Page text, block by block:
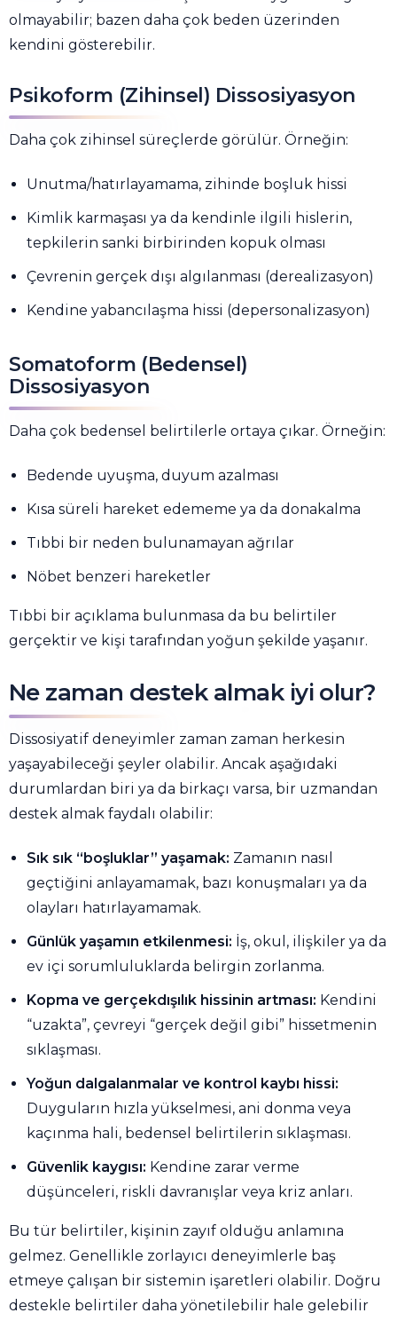
olmayabilir; bazen daha çok beden üzerinden
kendini gösterebilir.
Psikoform (Zihinsel) Dissosiyasyon
Daha çok zihinsel süreçlerde görülür. Örneğin:
Unutma/hatırlayamama, zihinde boşluk hissi
Kimlik karmaşası ya da kendinle ilgili hislerin,
tepkilerin sanki birbirinden kopuk olması
Çevrenin gerçek dışı algılanması (derealizasyon)
Kendine yabancılaşma hissi (depersonalizasyon)
Somatoform (Bedensel)
Dissosiyasyon
Daha çok bedensel belirtilerle ortaya çıkar. Örneğin:
Bedende uyuşma, duyum azalması
Kısa süreli hareket edememe ya da donakalma
Tıbbi bir neden bulunamayan ağrılar
Nöbet benzeri hareketler
Tıbbi bir açıklama bulunmasa da bu belirtiler
gerçektir ve kişi tarafından yoğun şekilde yaşanır.
Ne zaman destek almak iyi olur?
Dissosiyatif deneyimler zaman zaman herkesin
yaşayabileceği şeyler olabilir. Ancak aşağıdaki
durumlardan biri ya da birkaçı varsa, bir uzmandan
destek almak faydalı olabilir:
Sık sık “boşluklar” yaşamak: Zamanın nasıl
geçtiğini anlayamamak, bazı konuşmaları ya da
olayları hatırlayamamak.
Günlük yaşamın etkilenmesi: İş, okul, ilişkiler ya da
ev içi sorumluluklarda belirgin zorlanma.
Kopma ve gerçekdışılık hissinin artması: Kendini
“uzakta”, çevreyi “gerçek değil gibi” hissetmenin
sıklaşması.
Yoğun dalgalanmalar ve kontrol kaybı hissi:
Duyguların hızla yükselmesi, ani donma veya
kaçınma hali, bedensel belirtilerin sıklaşması.
Güvenlik kaygısı: Kendine zarar verme
düşünceleri, riskli davranışlar veya kriz anları.
Bu tür belirtiler, kişinin zayıf olduğu anlamına
gelmez. Genellikle zorlayıcı deneyimlerle baş
etmeye çalışan bir sistemin işaretleri olabilir. Doğru
destekle belirtiler daha yönetilebilir hale gelebilir